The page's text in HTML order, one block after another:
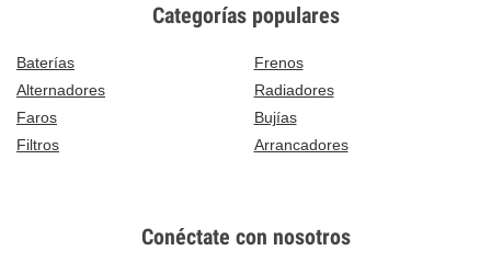
Categorías populares
Baterías
Frenos
Alternadores
Radiadores
Faros
Bujías
Filtros
Arrancadores
Conéctate con nosotros